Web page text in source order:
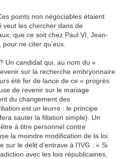
points non négociables étaient
veut les chercher dans de
que ce soit chez Paul VI, Jean-
ne citer qu’eux.
Un candidat qui, au nom du «
sur la recherche embryonnaire
été fer de lance de ce « progrès
de revenir sur le mariage
du changement des
est un leurre : le principe
sauter la filiation simple). Un
à titre personnel contre
la moindre modification de la loi.
sur le délit d’entrave à l’IVG : « Si
avec les lois républicaines,